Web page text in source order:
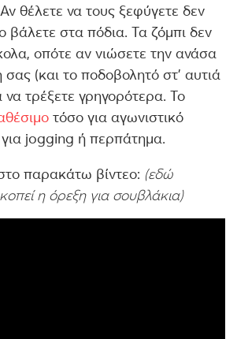
θέλετε να τους ξεφύγετε δεν
βάλετε στα πόδια. Τα ζόμπι δεν
οπότε αν νιώσετε την ανάσα
(και το ποδοβολητό στ’ αυτιά
τρέξετε γρηγορότερα. Το
τόσο για αγωνιστικό
για jogging ή περπάτημα.
παρακάτω βίντεο: (εδώ
η όρεξη για σουβλάκια)